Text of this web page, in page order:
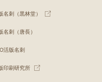
名刺（黒林堂）
名刺（唐長）
活版名刺
印刷研究所